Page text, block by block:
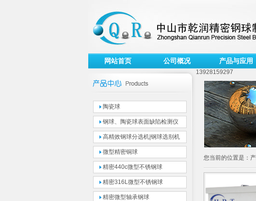
网站首页 公司概况 产品与应用
13928159297
陶瓷球
钢球、陶瓷球表面缺陷检测仪
高精效钢球分选机|钢球选别机
微型精密铜球
精密440c微型不锈钢球
精密316L微型不锈钢球
精密微型轴承钢球
您当前的位置是：